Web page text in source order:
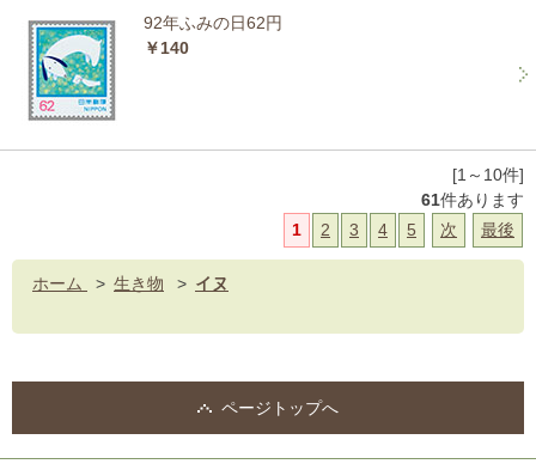
92年ふみの日62円
￥140
[1～10件]
61件あります
1
2 3 4 5 次 最後
ホーム > 生き物 > イヌ
ページトップへ